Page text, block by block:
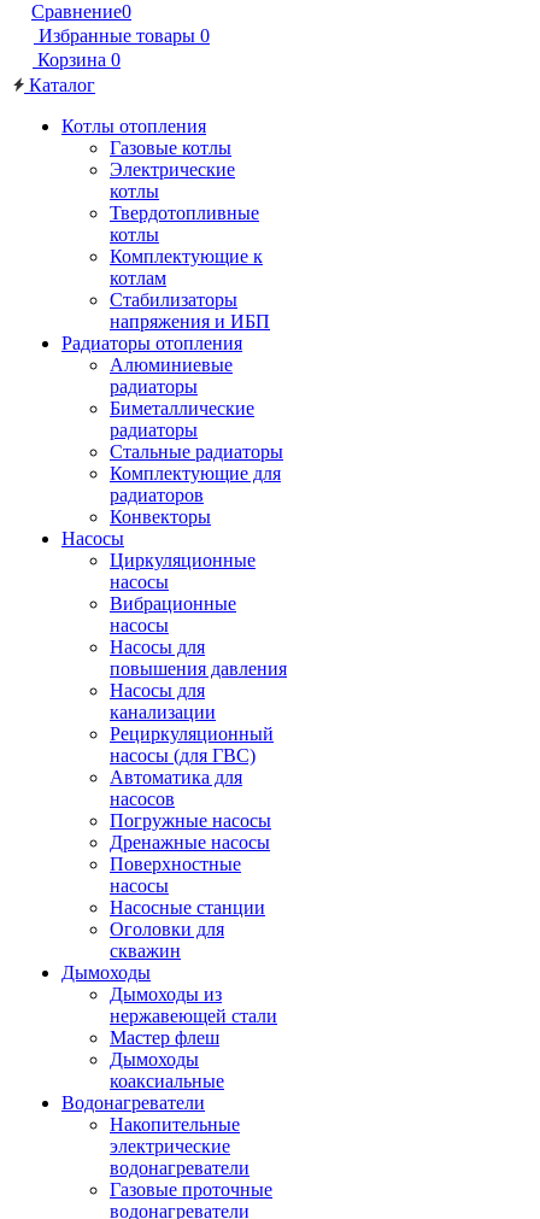
Сравнение0
Избранные товары 0
Корзина 0
Каталог
Котлы отопления
Газовые котлы
Электрические
котлы
Твердотопливные
котлы
Комплектующие к
котлам
Стабилизаторы
напряжения и ИБП
Радиаторы отопления
Алюминиевые
радиаторы
Биметаллические
радиаторы
Стальные радиаторы
Комплектующие для
радиаторов
Конвекторы
Насосы
Циркуляционные
насосы
Вибрационные
насосы
Насосы для
повышения давления
Насосы для
канализации
Рециркуляционный
насосы (для ГВС)
Автоматика для
насосов
Погружные насосы
Дренажные насосы
Поверхностные
насосы
Насосные станции
Оголовки для
скважин
Дымоходы
Дымоходы из
нержавеющей стали
Мастер флеш
Дымоходы
коаксиальные
Водонагреватели
Накопительные
электрические
водонагреватели
Газовые проточные
водонагреватели